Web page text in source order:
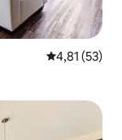
4,81 de uma
4,81 (53)